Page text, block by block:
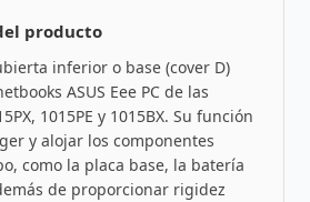
producto
inferior o base (cover D)
ASUS Eee PC de las
1015PE y 1015BX. Su función
y alojar los componentes
como la placa base, la batería
de proporcionar rigidez